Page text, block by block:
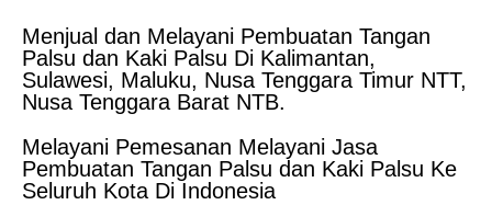
Menjual dan Melayani Pembuatan Tangan
Palsu dan Kaki Palsu Di Kalimantan,
Sulawesi, Maluku, Nusa Tenggara Timur NTT,
Nusa Tenggara Barat NTB.
Melayani Pemesanan Melayani Jasa
Pembuatan Tangan Palsu dan Kaki Palsu Ke
Seluruh Kota Di Indonesia